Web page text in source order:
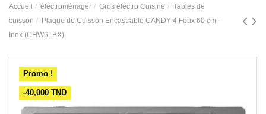
Accueil électroménager Gros électro Cuisine
Tables de
cuisson
Plaque de Cuisson Encastrable CANDY 4 Feux 60 cm -
Inox (CHW6LBX)
Promo !
-40,000 TND